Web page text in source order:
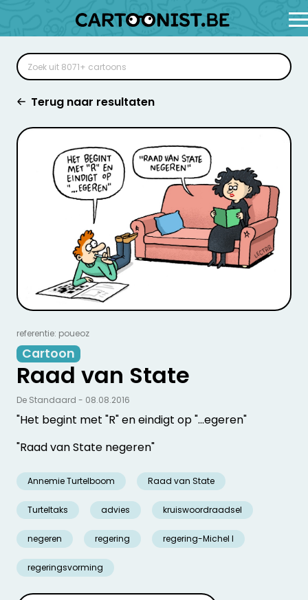
Terug naar resultaten
referentie: poueoz
Cartoon
Raad van State
"Het begint met "R" en eindigt op "…egeren"
"Raad van State negeren"
Annemie Turtelboom Raad van State
Turteltaks advies kruiswoordraadsel
negeren regering regering-Michel I
regeringsvorming
De Standaard - 08.08.2016